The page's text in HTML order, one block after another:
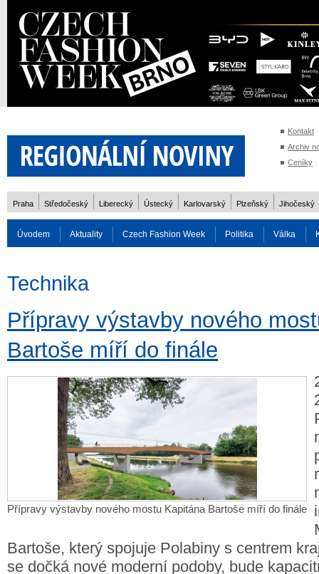
Kontakt
Archiv
Ceníky
Praha Středočeský Liberecký Ústecký Karlovarský Plzeňský Jihočeský
Úvodem Aktuality Czech Fashion Week Politika Válka
Rozhovory
Technika
Přípravy výstavby nového
Bartoše míří do finále
Přípravy výstavby nového mostu Kapitána Bartoše míří do finále
Bartoše, který spojuje Polabiny s centrem
se dočká nové moderní podoby, bude